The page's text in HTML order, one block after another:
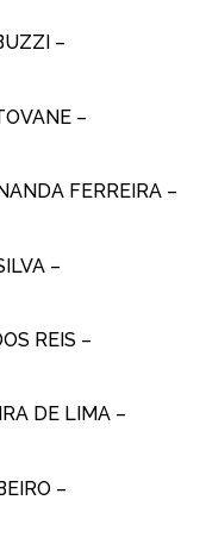
–
–
FERREIRA –
–
REIS –
DE LIMA –
–